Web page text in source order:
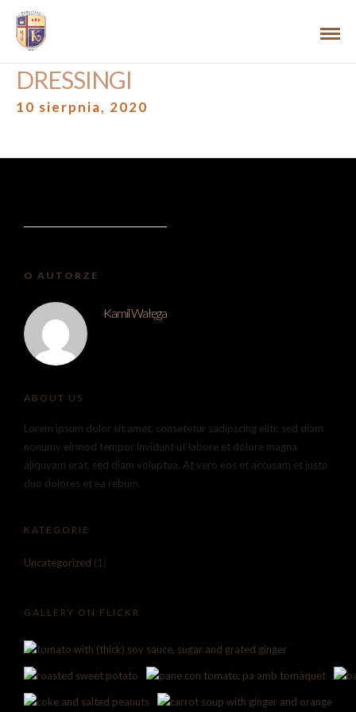
DRESSINGI
10 sierpnia, 2020
O AUTORZE
Kamil Wałęga
ABOUT US
Lorem ipsum dolor sit amet, consetetur sadipscing elitr, sed diam
nonumy eirmod tempor invidunt ut labore et dolore magna
aliquyam erat, sed diam voluptua. At vero eos et accusam et justo
duo dolores et ea rebum.
KATEGORIE
Uncategorized (1)
GALLERY ON FLICKR